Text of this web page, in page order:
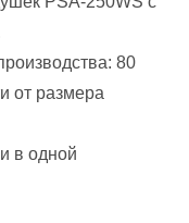
80
от размера
в одной